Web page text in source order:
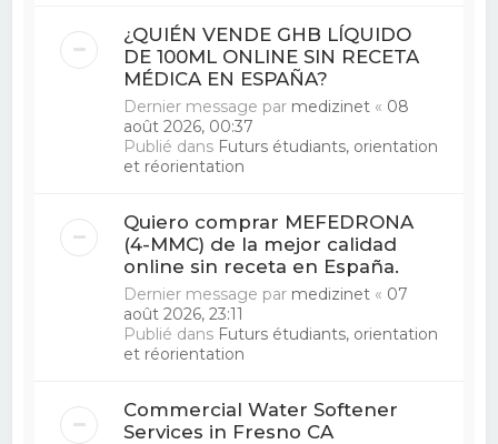
¿QUIÉN VENDE GHB LÍQUIDO
DE 100ML ONLINE SIN RECETA
MÉDICA EN ESPAÑA?
Dernier message par medizinet « 08
août 2026, 00:37
Publié dans Futurs étudiants, orientation
et réorientation
Quiero comprar MEFEDRONA
(4-MMC) de la mejor calidad
online sin receta en España.
Dernier message par medizinet « 07
août 2026, 23:11
Publié dans Futurs étudiants, orientation
et réorientation
Commercial Water Softener
Services in Fresno CA